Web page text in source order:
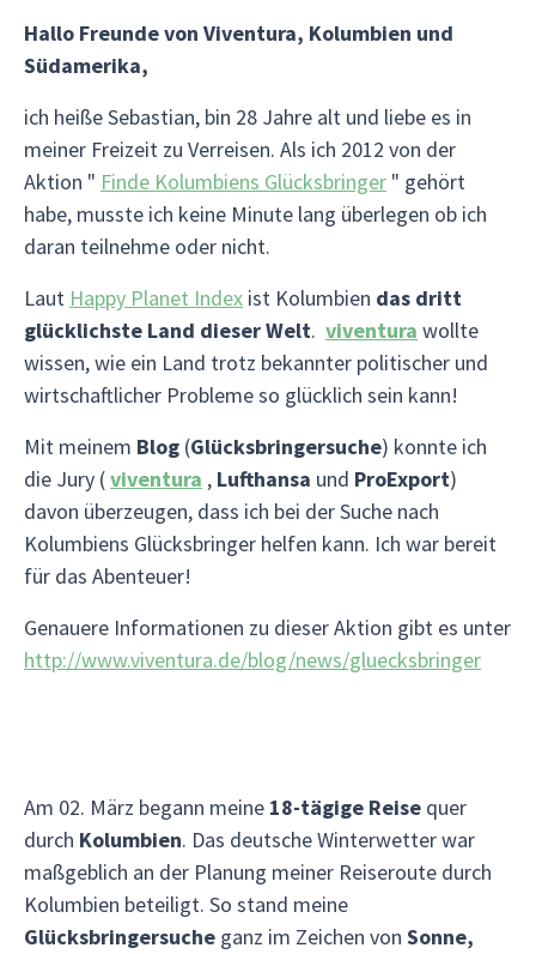
Hallo Freunde von Viventura, Kolumbien und
Südamerika,
ich heiße Sebastian, bin 28 Jahre alt und liebe es in
meiner Freizeit zu Verreisen. Als ich 2012 von der
Aktion " Finde Kolumbiens Glücksbringer " gehört
habe, musste ich keine Minute lang überlegen ob ich
daran teilnehme oder nicht.
Laut Happy Planet Index ist Kolumbien das dritt
glücklichste Land dieser Welt. viventura wollte
wissen, wie ein Land trotz bekannter politischer und
wirtschaftlicher Probleme so glücklich sein kann!
Mit meinem Blog (Glücksbringersuche) konnte ich
die Jury (viventura , Lufthansa und ProExport)
davon überzeugen, dass ich bei der Suche nach
Kolumbiens Glücksbringer helfen kann. Ich war bereit
für das Abenteuer!
Genauere Informationen zu dieser Aktion gibt es unter
http://www.viventura.de/blog/news/gluecksbringer
Am 02. März begann meine 18-tägige Reise quer
durch Kolumbien. Das deutsche Winterwetter war
maßgeblich an der Planung meiner Reiseroute durch
Kolumbien beteiligt. So stand meine
Glücksbringersuche ganz im Zeichen von Sonne,